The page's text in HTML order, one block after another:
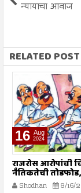
न्यायाचा आवाज
RELATED POST
09 Aug
2024
तरुण नेतृत्वाचा
अधोगतीस
Shodhan 8/